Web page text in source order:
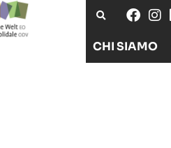
CHI SIAMO